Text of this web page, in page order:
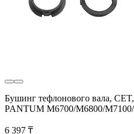
Бушинг тефлонового вала,
PANTUM M6700/M6800/
6 397 ₸